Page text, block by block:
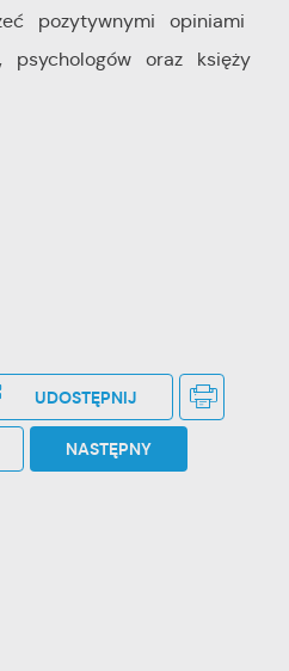
pozytywnymi opiniami
psychologów oraz księży
UDOSTĘPNIJ
NASTĘPNY